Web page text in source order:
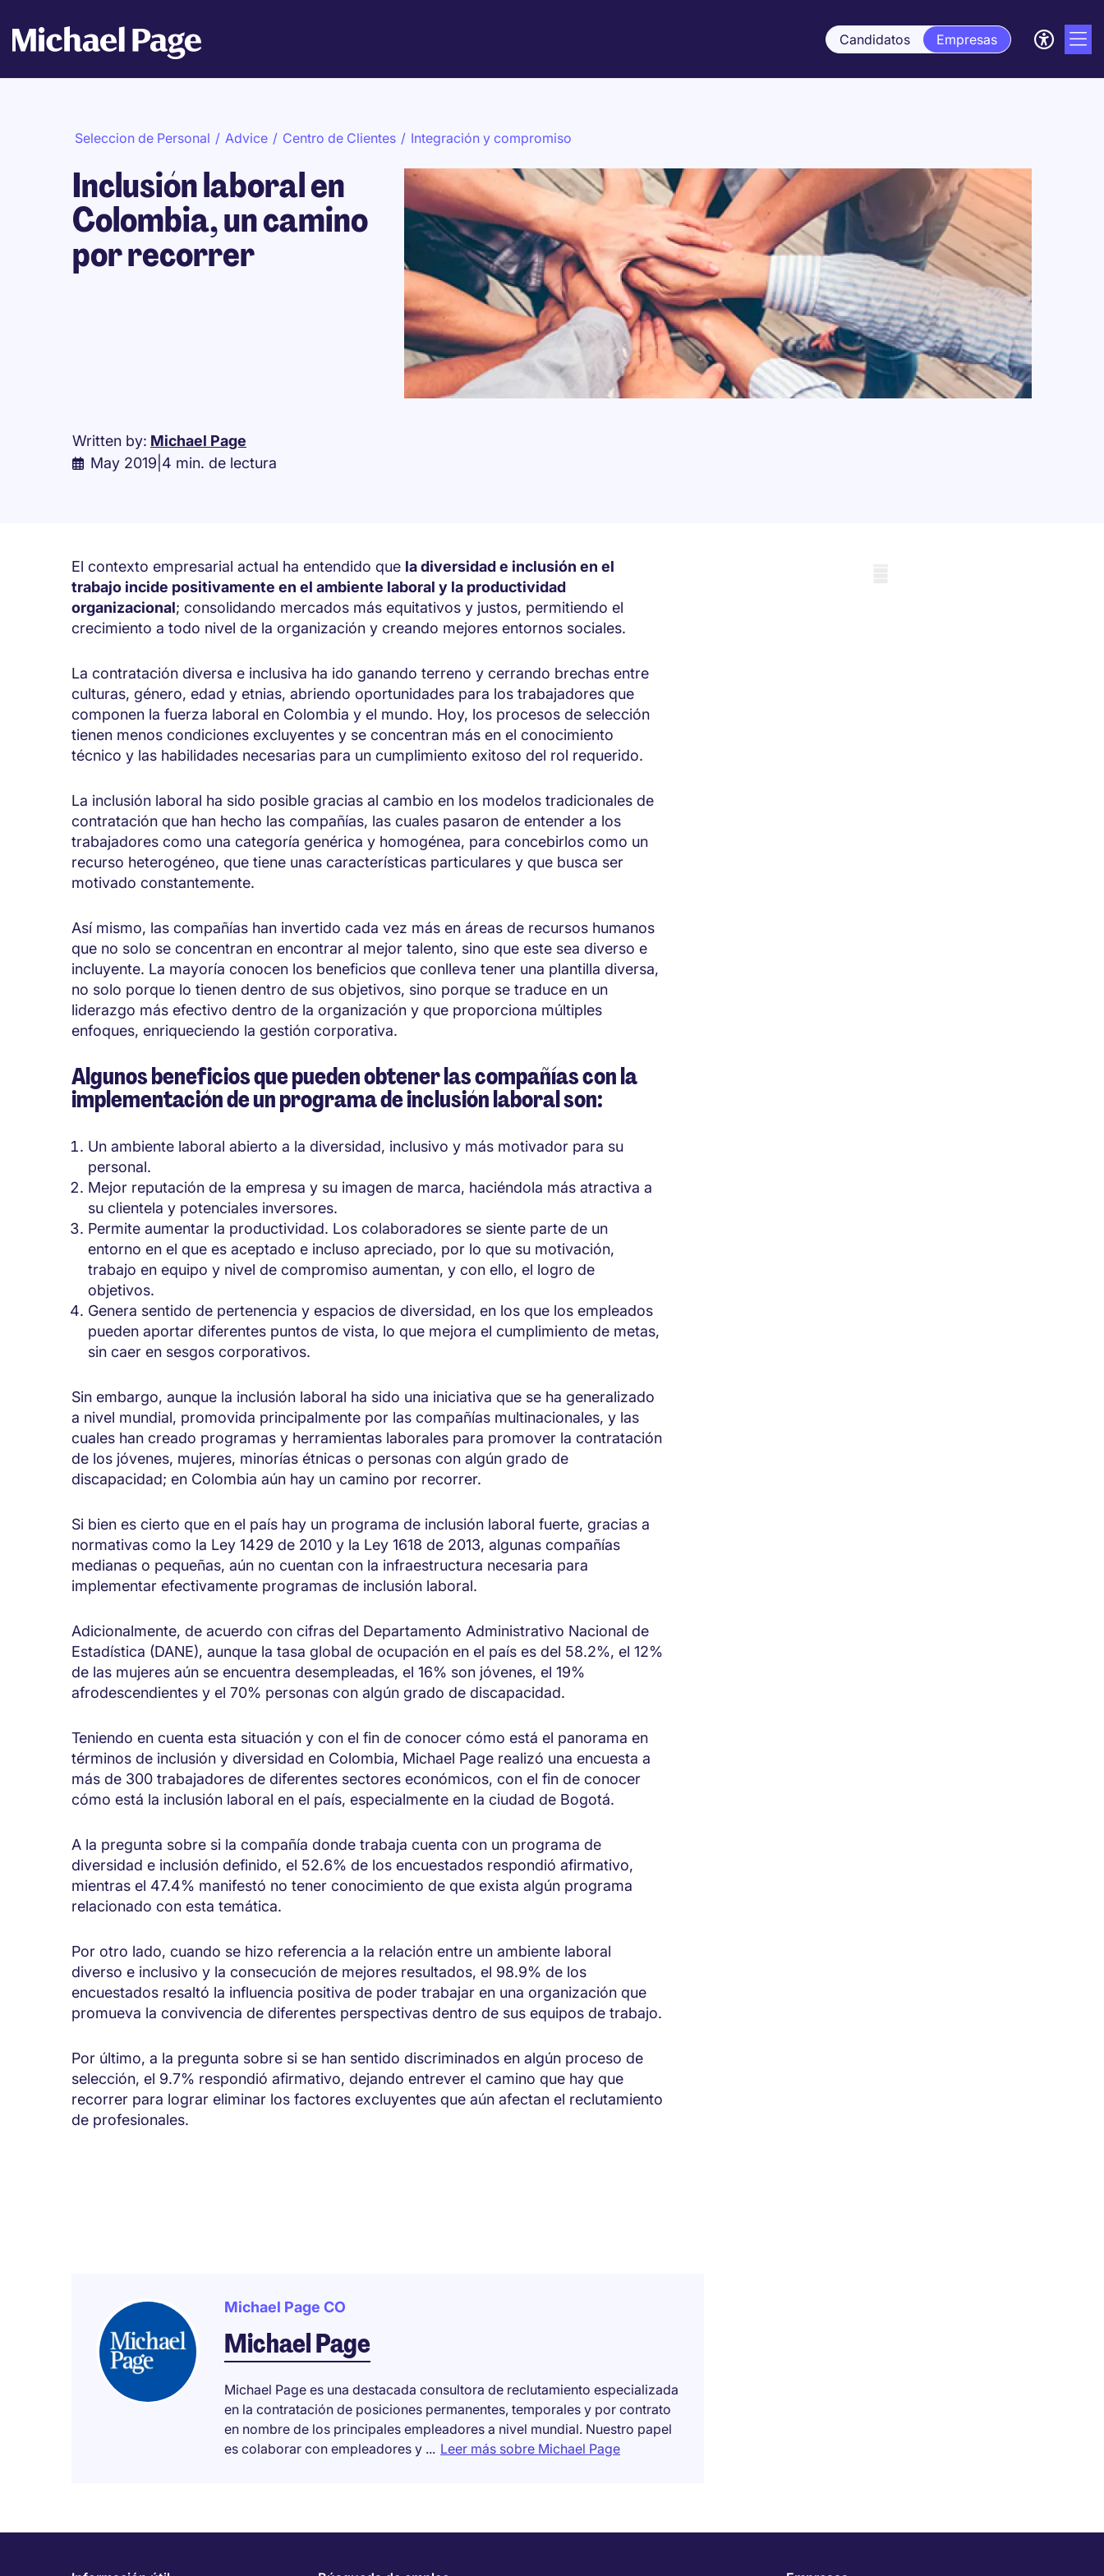
Candidatos Empresas
Seleccion de Personal / Advice / Centro de Clientes / Integración y compromiso
Inclusión laboral en
Colombia, un camino
por recorrer
Written by: Michael Page
May 2019 4 min. de lectura
El contexto empresarial actual ha entendido que la diversidad e inclusión en el
trabajo incide positivamente en el ambiente laboral y la productividad
organizacional; consolidando mercados más equitativos y justos, permitiendo el
crecimiento a todo nivel de la organización y creando mejores entornos sociales.
La contratación diversa e inclusiva ha ido ganando terreno y cerrando brechas entre
culturas, género, edad y etnias, abriendo oportunidades para los trabajadores que
componen la fuerza laboral en Colombia y el mundo. Hoy, los procesos de selección
tienen menos condiciones excluyentes y se concentran más en el conocimiento
técnico y las habilidades necesarias para un cumplimiento exitoso del rol requerido.
La inclusión laboral ha sido posible gracias al cambio en los modelos tradicionales de
contratación que han hecho las compañías, las cuales pasaron de entender a los
trabajadores como una categoría genérica y homogénea, para concebirlos como un
recurso heterogéneo, que tiene unas características particulares y que busca ser
motivado constantemente.
Así mismo, las compañías han invertido cada vez más en áreas de recursos humanos
que no solo se concentran en encontrar al mejor talento, sino que este sea diverso e
incluyente. La mayoría conocen los beneficios que conlleva tener una plantilla diversa,
no solo porque lo tienen dentro de sus objetivos, sino porque se traduce en un
liderazgo más efectivo dentro de la organización y que proporciona múltiples
enfoques, enriqueciendo la gestión corporativa.
Algunos beneficios que pueden obtener las compañías con la
implementación de un programa de inclusión laboral son:
Un ambiente laboral abierto a la diversidad, inclusivo y más motivador para su
personal.
Mejor reputación de la empresa y su imagen de marca, haciéndola más atractiva a
su clientela y potenciales inversores.
Permite aumentar la productividad. Los colaboradores se siente parte de un
entorno en el que es aceptado e incluso apreciado, por lo que su motivación,
trabajo en equipo y nivel de compromiso aumentan, y con ello, el logro de
objetivos.
Genera sentido de pertenencia y espacios de diversidad, en los que los empleados
pueden aportar diferentes puntos de vista, lo que mejora el cumplimiento de metas,
sin caer en sesgos corporativos.
Sin embargo, aunque la inclusión laboral ha sido una iniciativa que se ha generalizado
a nivel mundial, promovida principalmente por las compañías multinacionales, y las
cuales han creado programas y herramientas laborales para promover la contratación
de los jóvenes, mujeres, minorías étnicas o personas con algún grado de
discapacidad; en Colombia aún hay un camino por recorrer.
Si bien es cierto que en el país hay un programa de inclusión laboral fuerte, gracias a
normativas como la Ley 1429 de 2010 y la Ley 1618 de 2013, algunas compañías
medianas o pequeñas, aún no cuentan con la infraestructura necesaria para
implementar efectivamente programas de inclusión laboral.
Adicionalmente, de acuerdo con cifras del Departamento Administrativo Nacional de
Estadística (DANE), aunque la tasa global de ocupación en el país es del 58.2%, el 12%
de las mujeres aún se encuentra desempleadas, el 16% son jóvenes, el 19%
afrodescendientes y el 70% personas con algún grado de discapacidad.
Teniendo en cuenta esta situación y con el fin de conocer cómo está el panorama en
términos de inclusión y diversidad en Colombia, Michael Page realizó una encuesta a
más de 300 trabajadores de diferentes sectores económicos, con el fin de conocer
cómo está la inclusión laboral en el país, especialmente en la ciudad de Bogotá.
A la pregunta sobre si la compañía donde trabaja cuenta con un programa de
diversidad e inclusión definido, el 52.6% de los encuestados respondió afirmativo,
mientras el 47.4% manifestó no tener conocimiento de que exista algún programa
relacionado con esta temática.
Por otro lado, cuando se hizo referencia a la relación entre un ambiente laboral
diverso e inclusivo y la consecución de mejores resultados, el 98.9% de los
encuestados resaltó la influencia positiva de poder trabajar en una organización que
promueva la convivencia de diferentes perspectivas dentro de sus equipos de trabajo.
Por último, a la pregunta sobre si se han sentido discriminados en algún proceso de
selección, el 9.7% respondió afirmativo, dejando entrever el camino que hay que
recorrer para lograr eliminar los factores excluyentes que aún afectan el reclutamiento
de profesionales.
Michael Page CO
Michael Page
Michael Page es una destacada consultora de reclutamiento especializada
en la contratación de posiciones permanentes, temporales y por contrato
en nombre de los principales empleadores a nivel mundial. Nuestro papel
es colaborar con empleadores y ... Leer más sobre Michael Page